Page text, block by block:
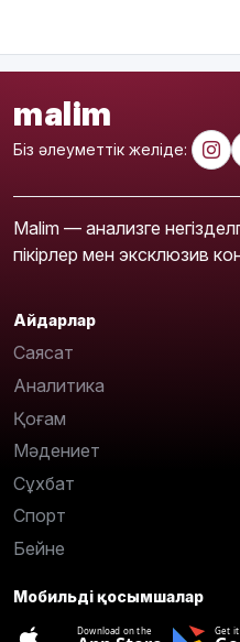
malim
Біз әлеуметтік желіде:
Malim — анализге
пікірлер мен эксклюзив
Айдарлар
Саясат
Аналитика
Қоғам
Мәдениет
Сұхбат
Спорт
Бейне
Мобильді қосымшалар
Download on the Get